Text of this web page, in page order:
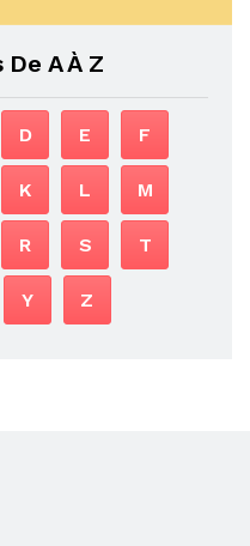
A À Z
D E F
K L M
R S T
Y Z